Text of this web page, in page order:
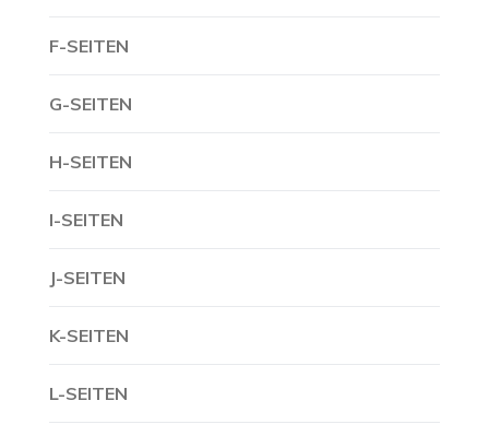
F-SEITEN
G-SEITEN
H-SEITEN
I-SEITEN
J-SEITEN
K-SEITEN
L-SEITEN